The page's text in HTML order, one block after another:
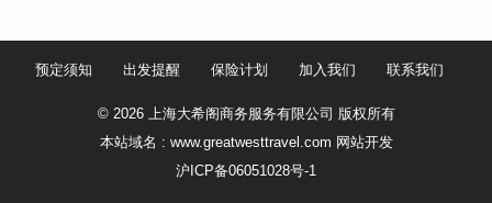
预定须知 出发提醒 保险计划 加入我们 联系我们
© 2026 上海大希阁商务服务有限公司 版权所有
本站域名 : www.greatwesttravel.com 网站开发
沪ICP备06051028号-1